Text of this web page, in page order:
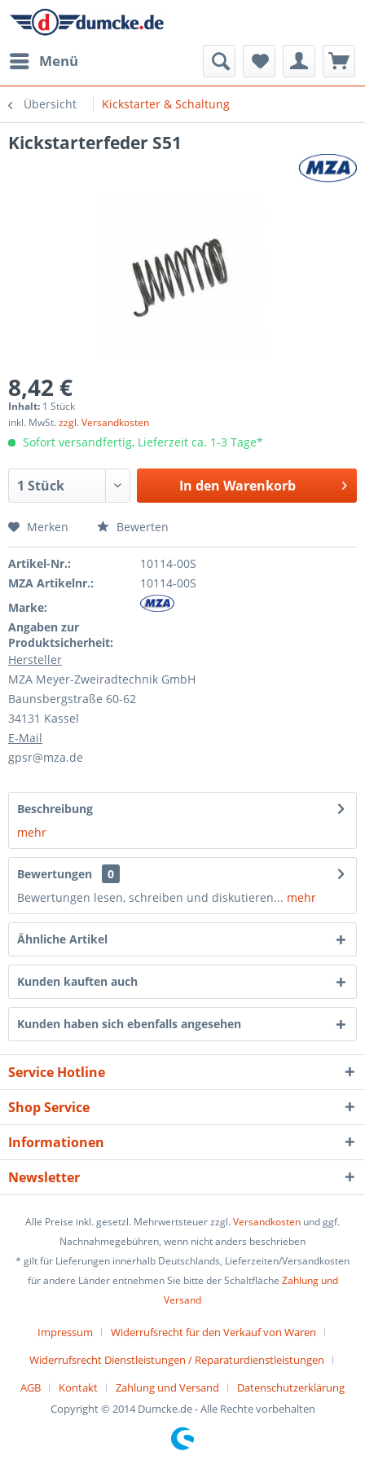
Menü
Übersicht Kickstarter & Schaltung
Kickstarterfeder S51
8,42 €
Inhalt: 1 Stück
inkl. MwSt.zzgl. Versandkosten
Sofort versandfertig, Lieferzeit ca. 1-3 Tage*
In den Warenkorb
Merken Bewerten
Artikel-Nr.:
10114-00S
MZA Artikelnr.:
10114-00S
Marke:
Angaben zur
Produktsicherheit:
Hersteller
MZA Meyer-Zweiradtechnik GmbH
Baunsbergstraße 60-62
34131 Kassel
E-Mail
gpsr@mza.de
Beschreibung
mehr
Bewertungen
0
Bewertungen lesen, schreiben und diskutieren... mehr
Ähnliche Artikel
Kunden kauften auch
Kunden haben sich ebenfalls angesehen
Service Hotline
Shop Service
Informationen
Newsletter
Alle Preise inkl. gesetzl. Mehrwertsteuer zzgl.Versandkosten und ggf.
Nachnahmegebühren, wenn nicht anders beschrieben
* gilt für Lieferungen innerhalb Deutschlands, Lieferzeiten/Versandkosten
für andere Länder entnehmen Sie bitte der Schaltfläche Zahlung und
Versand
Impressum
Widerrufsrecht für den Verkauf von Waren
Widerrufsrecht Dienstleistungen / Reparaturdienstleistungen
AGB
Kontakt Zahlung und Versand
Datenschutzerklärung
Copyright © 2014 Dumcke.de - Alle Rechte vorbehalten